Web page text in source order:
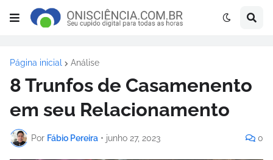
Página inicial Análise
8 Trunfos de Casamenento
em seu Relacionamento
Por Fábio Pereira • junho 27, 2023 0